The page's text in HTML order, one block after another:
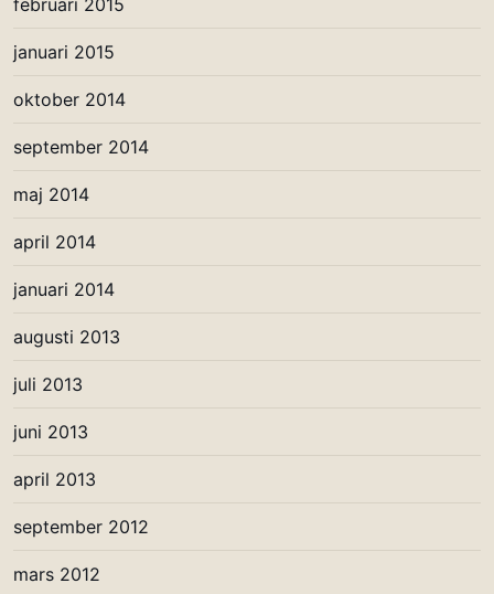
februari 2015
januari 2015
oktober 2014
september 2014
maj 2014
april 2014
januari 2014
augusti 2013
juli 2013
juni 2013
april 2013
september 2012
mars 2012